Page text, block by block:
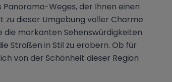
Weges, der Ihnen einen
zu dieser Umgebung voller Charme
die markanten Sehenswürdigkeiten
Straßen in Stil zu erobern. Ob für
von der Schönheit dieser Region